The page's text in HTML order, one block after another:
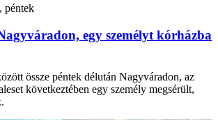
péntek
egy személyt kórházba
össze péntek délután Nagyváradon, az
következtében egy személy megsérült,